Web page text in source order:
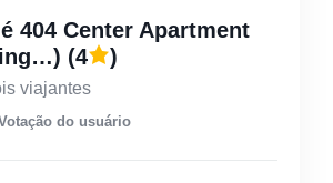
404 Center Apartment
(4 )
viajantes
do usuário